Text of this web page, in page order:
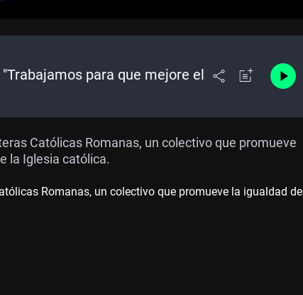
para que mejore el
Católicas Romanas, un colectivo que promueve
la Iglesia católica.
Romanas, un colectivo que promueve la igualdad de